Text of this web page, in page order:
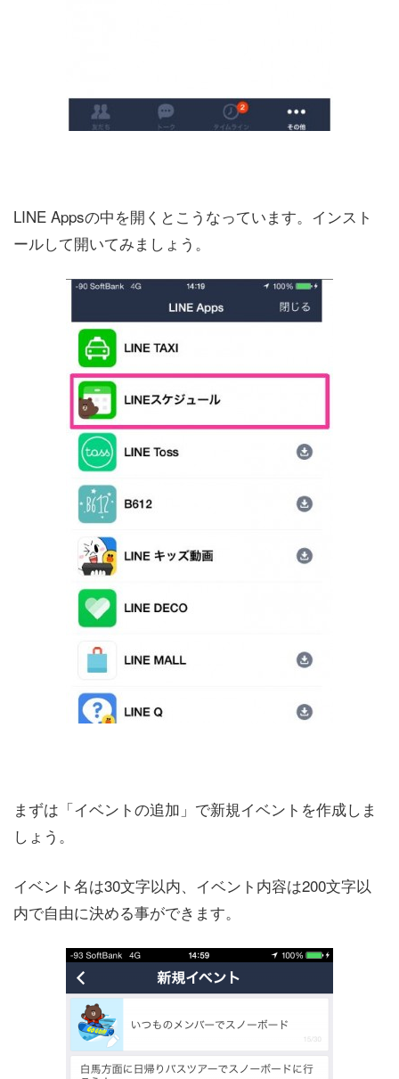
LINE Appsの中を開くとこうなっています。インスト
ールして開いてみましょう。
まずは「イベントの追加」で新規イベントを作成しま
しょう。
イベント名は30文字以内、イベント内容は200文字以
内で自由に決める事ができます。